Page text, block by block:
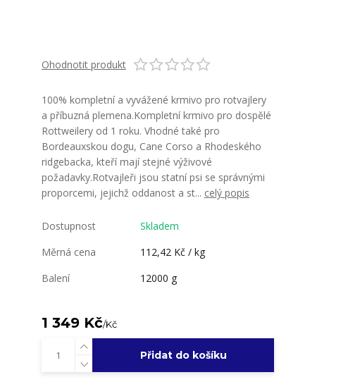
Ohodnotit produkt
100% kompletní a vyvážené krmivo pro rotvajlery
a příbuzná plemena.Kompletní krmivo pro dospělé
Rottweilery od 1 roku. Vhodné také pro
Bordeauxskou dogu, Cane Corso a Rhodeského
ridgebacka, kteří mají stejné výživové
požadavky.Rotvajleři jsou statní psi se správnými
proporcemi, jejichž oddanost a st... celý popis
Dostupnost
Skladem
Měrná cena
112,42 Kč / kg
Balení
12000 g
1 349 Kč/Kč
Přidat do košíku